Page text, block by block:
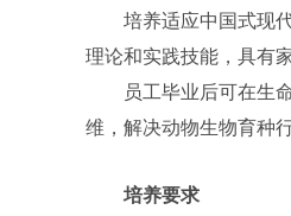
培养适应中国式现
理论和实践技能，具有
员工毕业后可在生
维，解决动物生物育种
培养要求